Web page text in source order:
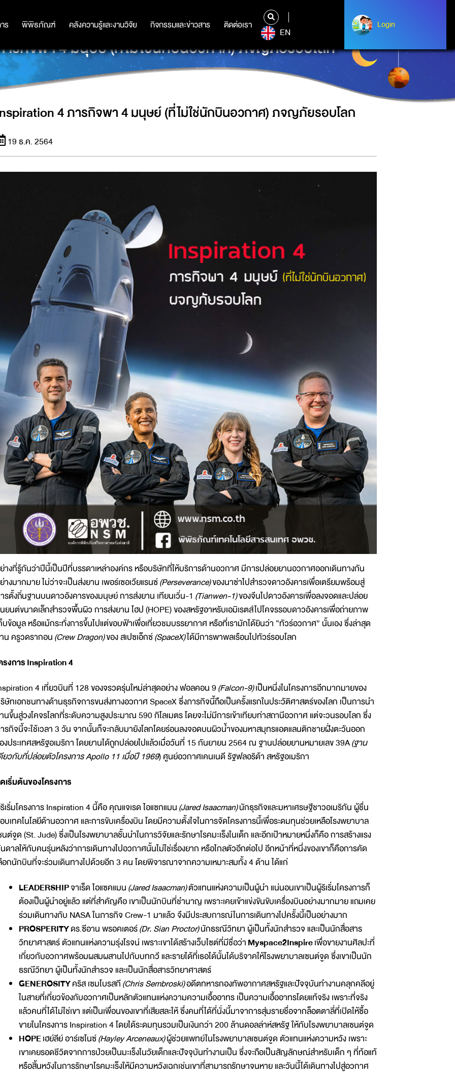
ร พิพิธภัณฑ์ คลังความรู้และงานวิจัย กิจกรรมและข่าวสาร ติดต่อเรา
ร พิพิธภัณฑ์ คลังความรู้และงานวิจัย กิจกรรมและข่าวสาร ติดต่อเรา
EN
Login
Login
ารกิจพา 4 มนุษย์ (ที่ไม่ใช่นักบินอวกาศ) ภจญภัยรอบโลก
4 ภารกิจพา 4 มนุษย์ (ที่ไม่ใช่นักบินอวกาศ) ภจญภัยรอบโลก
19 ธ.ค. 2564
างที่รู้กันว่าปีนี้เป็นปีที่บรรดาเหล่าองค์กร หรือบริษัทที่ให้บริการด้านอวกาศ มีการปล่อยยานอวกาศออกเดินทางกัน
างมากมาย ไม่ว่าจะเป็นส่งยาน เพอร์เซอเวียแรนซ์(Perseverance)ของนาซ่าไปสำรวจดาวอังคารเพื่อเตรียมพร้อมสู่
รตั้งถิ่นฐานบนดาวอังคารของมนุษย์ การส่งยาน เทียนเวิ่น-1 (Tianwen-1)ของจีนไปดาวอังคารเพื่อลงจอดและปล่อย
ยนต์ขนาดเล็กสำรวจพื้นผิว การส่งยาน โฮป (HOPE) ของสหรัฐอาหรับเอมิเรตส์ไปโคจรรอบดาวอังคารเพื่อถ่ายภาพ
บข้อมูล หรือแม้กระทั่งการขึ้นไปแต่ขอบฟ้าเพื่อเที่ยวชมบรรยากาศ หรือที่เรามักได้ยินว่า “ทัวร์อวกาศ” นั้นเอง ซึ่งล่าสุด
น ครูวดรากอน(Crew Dragon)ของ สเปซเอ็กซ์(SpaceX)ได้มีการพาพลเรือนไปทัวร์รอบโลก
รงการInspiration 4
4 เที่ยวบินที่ 128 ของจรวดรุ่นใหม่ล่าสุดอย่าง ฟอลคอน 9(Falcon-9)เป็นหนึ่งในโครงการอีกมากมายของ
ษัทเอกชนทางด้านธุรกิจการขนส่งทางอวกาศ SpaceX ซึ่งภารกิจนี้ถือเป็นครั้งแรกในประวัติศาสตร์ของโลก เป็นการนำ
นขึ้นสู่วงโคจร​โลกที่ระดับความสูงประมาณ 590 กิโลเมตร โดยจะไม่มีการเข้าเทียบท่าสถานีอวกาศ​ แต่จะวนรอบโลก ซึ่ง
รกิจนี้จะใช้เวลา 3 วัน จากนั้นก็จะกลับมายังโลกโดยร่อนลงจอดบนผิวน้ำของมหาสมุทรแอตแลนติกชายฝั่งตะวันออก
งประเทศสหรัฐอเมริกา โดยยานได้ถูกปล่อยไปแล้วเมื่อวันที่ 15 กันยายน 2564 ณ ฐานปล่อยยานหมายเลข 39A(ฐาน
ยวกับที่ปล่อยตัวโครงการ Apollo 11 เมื่อปี 1969) ศูนย์อวกาศเคนเนดี รัฐฟลอริด้า สหรัฐอเมริกา
เริ่มต้นของโครงการ
เริ่มโครงการ Inspiration 4 นี้คือ คุณแจเรด ไอแซกแมน(Jared Isaacman)นักธุรกิจและมหาเศรษฐีชาวอเมริกัน ผู้ชื่น
บเทคโนโลยีด้านอวกาศ และการขับเครื่องบิน โดยมีความตั้งใจในการจัดโครงการนี้เพื่อระดมทุนช่วยเหลือโรงพยาบาล
นต์จูด (St. Jude) ซึ่งเป็นโรงพยาบาลชั้นนำในการวิจัยและรักษาโรคมะเร็งในเด็ก และอีกเป้าหมายหนึ่งก็คือ การสร้างแรง
ดาลให้กับคนรุ่นหลังว่าการเดินทางไปอวกาศนั้นไม่ใช่เรื่องยาก หรือไกลตัวอีกต่อไป อีกหน้าที่หนึ่งของเขาก็คือการคัด
อกนักบินที่จะร่วมเดินทางไปด้วยอีก 3 คน โดยพิจารณาจากความเหมาะสมทั้ง 4 ด้าน ได้แก่
LEADERSHIPจาเร็ด ไอแซคแมน(Jared Isaacman)ตัวแทนแห่งความเป็นผู้นำ แน่นอนเขาเป็นผู้ริเริ่มโครงการก็
ต้องเป็นผู้นำอยู่แล้ว แต่ที่สำคัญคือ เขาเป็นนักบินที่ชำนาญ เพราะเคยเข้าแข่งขันขับเครื่องบินอย่างมากมาย แถมเคย
ร่วมเดินทางกับ NASA ในภารกิจ Crew-1 มาแล้ว จึงมีประสบการณ์ในการเดินทางไปครั้งนี้เป็นอย่างมาก
PROSPERITYดร.ซีอาน พรอคเตอร์(Dr. Sian Proctor)นักธรณีวิทยา ผู้เป็นทั้งนักสำรวจ และเป็นนักสื่อสาร
วิทยาศาสตร์ ตัวแทนแห่งความรุ่งโรจน์ เพราะเขาได้สร้างเว็บไซต์ที่มีชื่อว่าMyspace2Inspireเพื่อขายงานศิลปะที่
เกี่ยวกับอวกาศพร้อมผสมผสานไปกับบทกวี และรายได้ที่เธอได้นั้นได้บริจาคให้โรงพยาบาลเซนต์จูด ซึ่งเขาเป็นนัก
ธรณีวิทยา ผู้เป็นทั้งนักสำรวจ และเป็นนักสื่อสารวิทยาศาสตร์
GENEROSITYคริส เซมโบรสกี(Chris Sembroski)อดีตทหารกองทัพอากาศ​สหรัฐและปัจจุบันทำงานคลุกคลีอยู่​
ในสายที่เกี่ยวข้องกับอวกาศ​เป็นหลักตัวแทนแห่งความความเอื้ออาทร เป็นความเอื้ออาทรโดยแท้จริง เพราะที่จริง
แล้วคนที่ได้ไม่ใช่เขา แต่เป็นเพื่อนของเขาที่เสียสละให้ ซึ่งคนที่ได้ที่นั่งนี้มาจาการสุ่มรายชื่อจากล็อตตาลี่ที่เปิดให้ซื้อ
ขายในโครงการ Inspiration 4 โดยได้ระดมทุนรวมเป็นเงินกว่า 200 ล้านดอลล่าห์สหรัฐ ให้กับโรงพยาบาลเซนต์จูด
HOPEเฮย์ลีย์ อาร์เซโนซ์(Hayley Arceneaux)ผู้ช่วยแพทย์ในโรงพยาบาลเซนต์จูด ตัวแทนแห่งความหวัง เพราะ
เขาเคยรอดชีวิตจากการป่วยเป็นมะเร็งในวัยเด็กและปัจจุบันทำงานเป็น ซึ่งจะถือเป็นสัญลักษณ์สำหรับเด็ก ๆ ที่ท้อแท้
หรือสิ้นหวังในการรักษาโรคมะเร็งให้มีความหวังเฉกเช่นเขาที่สามารถรักษาจนหาย และวันนี้ได้เดินทางไปสู่อวกาศ